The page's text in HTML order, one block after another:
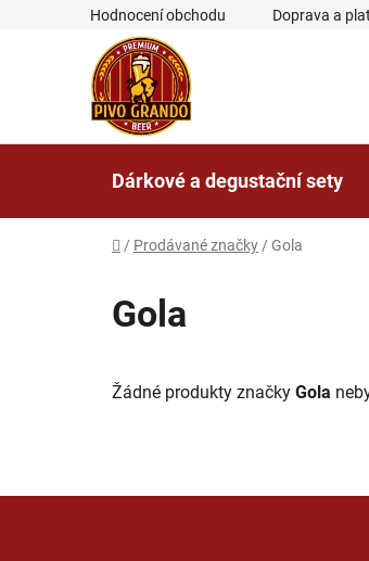
Hodnocení obchodu Doprava a
Dárkové a degustační sety
Domů
/ Prodávané značky / Gola
Gola
Žádné produkty značky Gola